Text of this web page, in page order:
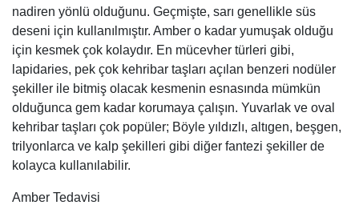
nadiren yönlü olduğunu. Geçmişte, sarı genellikle süs
deseni için kullanılmıştır. Amber o kadar yumuşak olduğu
için kesmek çok kolaydır. En mücevher türleri gibi,
lapidaries, pek çok kehribar taşları açılan benzeri nodüler
şekiller ile bitmiş olacak kesmenin esnasında mümkün
olduğunca gem kadar korumaya çalışın. Yuvarlak ve oval
kehribar taşları çok popüler; Böyle yıldızlı, altıgen, beşgen,
trilyonlarca ve kalp şekilleri gibi diğer fantezi şekiller de
kolayca kullanılabilir.
Amber Tedavisi